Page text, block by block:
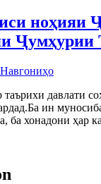
ноҳияи
Ҷумҳурии
Навгониҳо
давлати
ин
ба хонадони ҳар